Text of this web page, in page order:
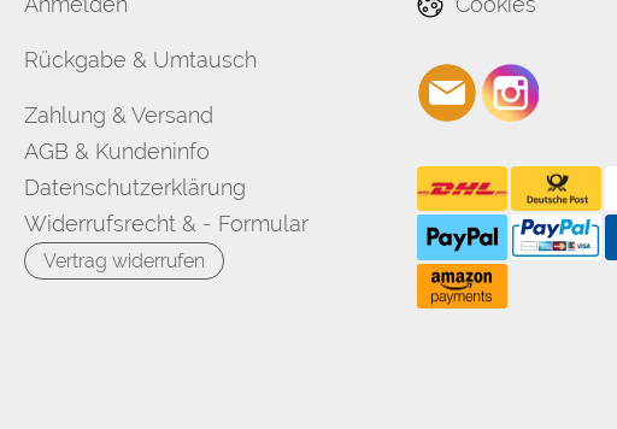
Rückgabe & Umtausch
Zahlung & Versand
AGB & Kundeninfo
Datenschutzerklärung
Widerrufsrecht & - Formular
Vertrag widerrufen